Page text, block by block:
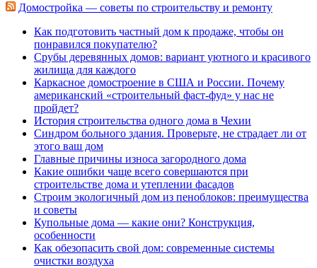
Домостройка — советы по строительству и ремонту
Как подготовить частный дом к продаже, чтобы он
понравился покупателю?
Срубы деревянных домов: вариант уютного и красивого
жилища для каждого
Каркасное домостроение в США и России. Почему
американский «строительный фаст-фуд» у нас не
пройдет?
История строительства одного дома в Чехии
Синдром больного здания. Проверьте, не страдает ли от
этого ваш дом
Главные причины износа загородного дома
Какие ошибки чаще всего совершаются при
строительстве дома и утеплении фасадов
Строим экологичный дом из пеноблоков: преимущества
и советы
Купольные дома — какие они? Конструкция,
особенности
Как обезопасить свой дом: современные системы
очистки воздуха